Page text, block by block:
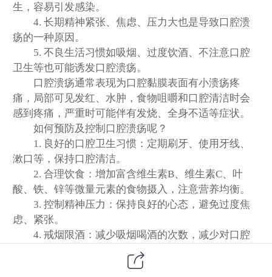
生，容易引发感染。
4. 长期精神紧张、焦虑、压力大也是导致口腔溃
疡的一种原因。
5. 不良生活习惯如吸烟、过度饮酒、不注意口腔
卫生等也可能诱发口腔溃疡。
口腔溃疡通常表现为口腔黏膜表面有小溃疡疼
痛，局部可见发红、水肿，食物咀嚼和口腔清洁时会
感到疼痛，严重时可能伴有发烧、全身不适等症状。
如何预防及控制口腔溃疡呢？
1. 良好的口腔卫生习惯：定期刷牙、使用牙线、
漱口等，保持口腔清洁。
2. 合理饮食：增加富含维生素B、维生素C、叶
酸、铁、锌等微量元素的食物摄入，注意营养均衡。
3. 控制精神压力：保持良好的心态，避免过度焦
虑、紧张。
4. 戒烟限酒：减少吸烟喝酒的次数，减少对口腔
5. 避免食用过于刺激性的食物，如辛辣食物、烫